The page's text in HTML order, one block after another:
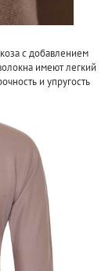
с добавлением
имеют легкий
и упругость